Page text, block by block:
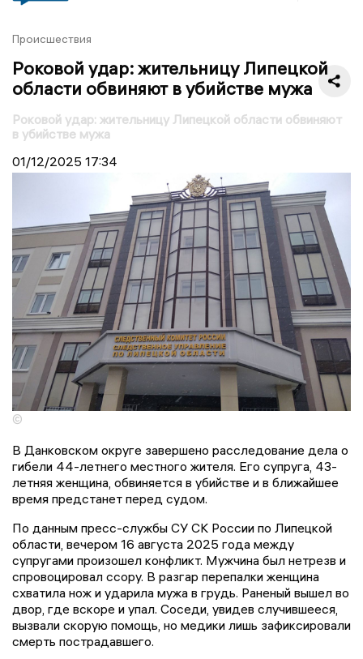
Происшествия
Роковой удар: жительницу Липецкой
области обвиняют в убийстве мужа
Роковой удар: жительницу Липецкой области обвиняют
в убийстве мужа
01/12/2025 17:34
©
В Данковском округе завершено расследование дела о
гибели 44-летнего местного жителя. Его супруга, 43-
летняя женщина, обвиняется в убийстве и в ближайшее
время предстанет перед судом.
По данным пресс-службы СУ СК России по Липецкой
области, вечером 16 августа 2025 года между
супругами произошел конфликт. Мужчина был нетрезв и
спровоцировал ссору. В разгар перепалки женщина
схватила нож и ударила мужа в грудь. Раненый вышел во
двор, где вскоре и упал. Соседи, увидев случившееся,
вызвали скорую помощь, но медики лишь зафиксировали
смерть пострадавшего.